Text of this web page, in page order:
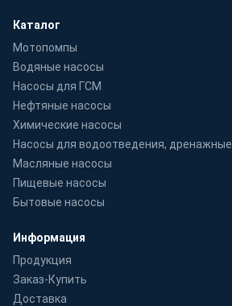
Каталог
Мотопомпы
Водяные насосы
Насосы для ГСМ
Нефтяные насосы
Химические насосы
Насосы для водоотведения, дренажные
Масляные насосы
Пищевые насосы
Бытовые насосы
Информация
Продукция
Заказ-Купить
Доставка